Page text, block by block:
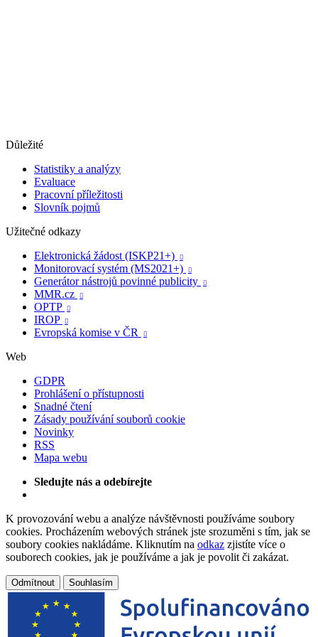
Důležité
Statistiky a analýzy
Evaluace
Pracovní příležitosti
Slovník pojmů
Užitečné odkazy
Elektronická žádost (ISKP21+)

Monitorovací systém (MS2021+) 
Generátor nástrojů povinné publicity 
MMR.cz 
OPTP 
IROP 
Evropská komise v ČR 
Web
GDPR
Prohlášení o přístupnosti
Snadné čtení
Zásady používání souborů cookie
Novinky
RSS
Mapa webu
Sledujte nás a odebírejte
K provozování webu a analýze návštěvnosti používáme soubory
cookies. Procházením webových stránek jste srozuměni s tím, jak se
soubory cookies nakládáme. Kliknutím na odkaz zjistíte více o
souborech cookies, jak je používáme a jak je povolit či zakázat.
Odmítnout Souhlasím